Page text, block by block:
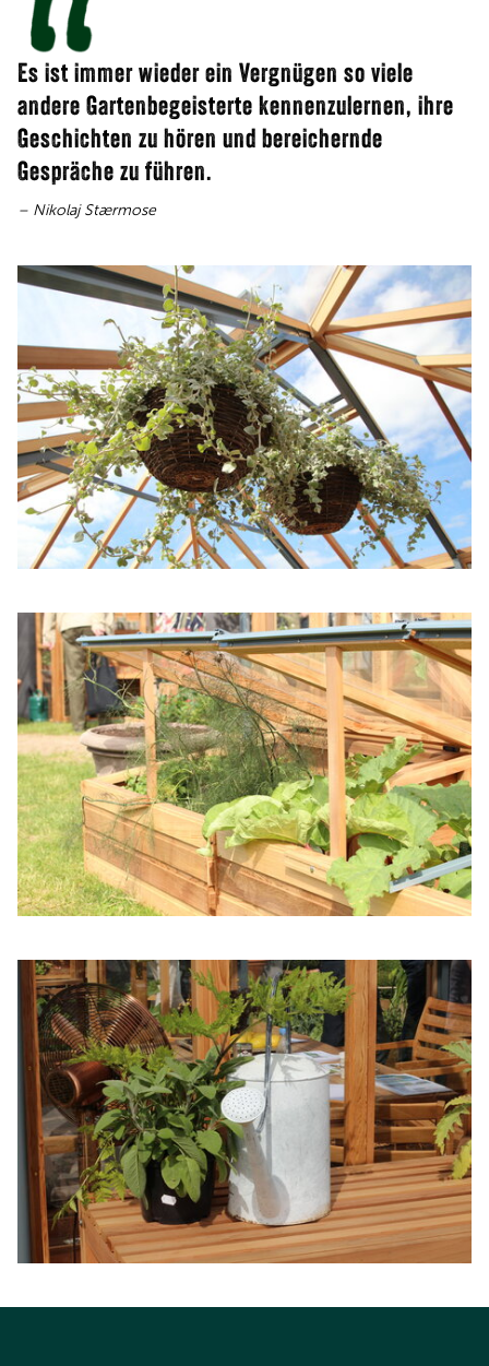
Es ist immer wieder ein Vergnügen so viele
andere Gartenbegeisterte kennenzulernen, ihre
Geschichten zu hören und bereichernde
Gespräche zu führen​​​​​​​.
– Nikolaj Stærmose